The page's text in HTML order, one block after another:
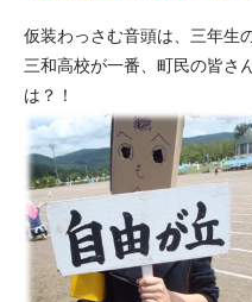
仮装わっさむ音頭は、三年生
三和高校が一番、町民の皆さ
は？！